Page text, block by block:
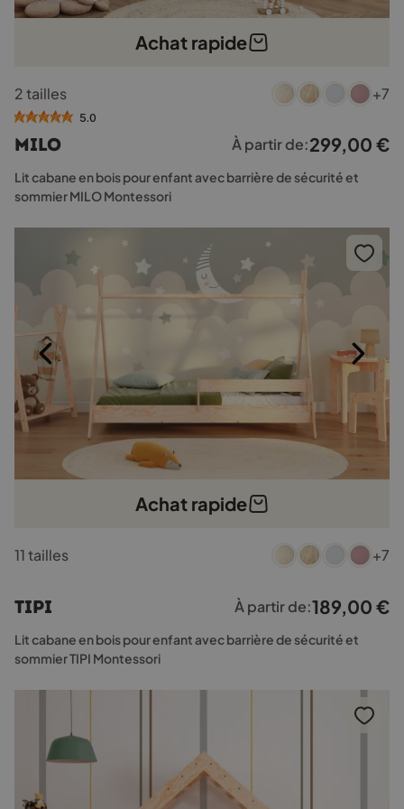
Achat rapide
produit
a
variations.
Les
options
être
page
produit
2 tailles +7
5.0
MILO À partir de:299,00 €
Lit cabane en bois pour enfant avec barrière de sécurité et
sommier MILO Montessori
Achat rapide
produit
variations.
Les
options
être
page
produit
11 tailles +7
TIPI À partir de:189,00 €
Lit cabane en bois pour enfant avec barrière de sécurité et
sommier TIPI Montessori